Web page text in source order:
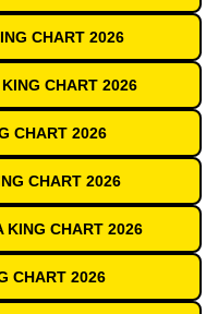
CHART 2026
CHART 2026
CHART 2026
CHART 2026
KING CHART 2026
CHART 2026